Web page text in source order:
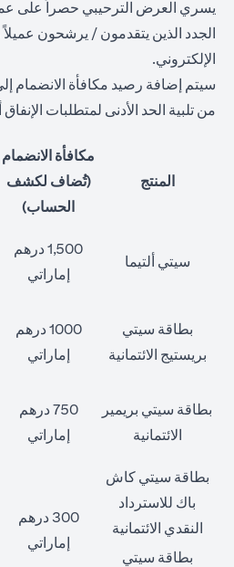
يسري العرض الترحيبي حصراً على
الجدد الذين يتقدمون / يرشحون
الإلكتروني.
من تلبية الحد الأدنى لمتطلبات الإنفاق
المنتج
مكافأة الانضمام
(تُضاف لكشف
الحساب)
سيتي ألتيما
1,500 درهم
إماراتي
بطاقة سيتي
بريستيج الائتمانية
1000 درهم
إماراتي
بطاقة سيتي بريمير
الائتمانية
750 درهم
إماراتي
بطاقة سيتي كاش
باك للاسترداد
النقدي الائتمانية
300 درهم
إماراتي
بطاقة سيتي